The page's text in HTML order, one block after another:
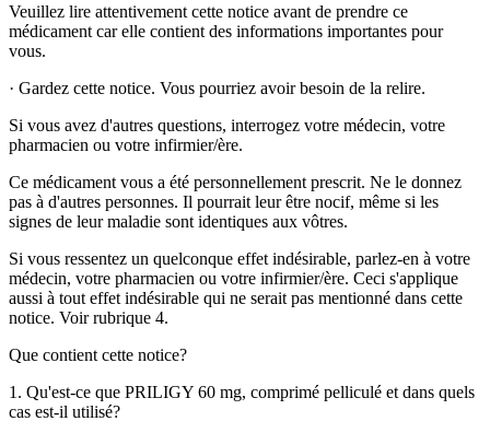
Veuillez lire attentivement cette notice avant de prendre ce
médicament car elle contient des informations importantes pour
vous.
· Gardez cette notice. Vous pourriez avoir besoin de la relire.
Si vous avez d'autres questions, interrogez votre médecin, votre
pharmacien ou votre infirmier/ère.
Ce médicament vous a été personnellement prescrit. Ne le donnez
pas à d'autres personnes. Il pourrait leur être nocif, même si les
signes de leur maladie sont identiques aux vôtres.
Si vous ressentez un quelconque effet indésirable, parlez-en à votre
médecin, votre pharmacien ou votre infirmier/ère. Ceci s'applique
aussi à tout effet indésirable qui ne serait pas mentionné dans cette
notice. Voir rubrique 4.
Que contient cette notice?
1. Qu'est-ce que PRILIGY 60 mg, comprimé pelliculé et dans quels
cas est-il utilisé?